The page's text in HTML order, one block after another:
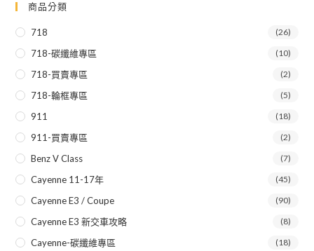
商品分類
718 (26)
718-碳纖維專區 (10)
718-買賣專區 (2)
718-輪框專區 (5)
911 (18)
911-買賣專區 (2)
Benz V Class (7)
Cayenne 11-17年 (45)
Cayenne E3 / Coupe (90)
Cayenne E3 新交車攻略 (8)
Cayenne-碳纖維專區 (18)